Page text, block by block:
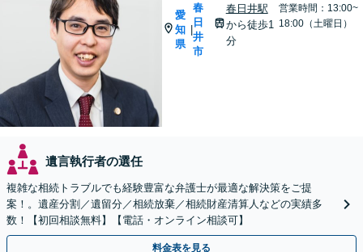
愛
知
県
春
日
井
市
春日井駅
から徒歩1
分
営業時間：13:00~
18:00（土曜日）
遺言執行者の選任
複雑な相続トラブルでも経験豊富な弁護士が最適な解決策をご提
案！。遺産分割／遺留分／相続放棄／相続財産清算人などの実績多
数！【初回相談無料】【電話・オンライン相談可】
料金表を見る